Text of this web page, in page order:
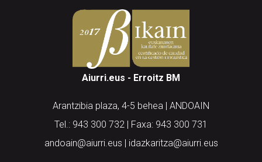
Aiurri.eus - Erroitz BM
Arantzibia plaza, 4-5 behea | ANDOAIN
Tel.: 943 300 732 | Faxa: 943 300 731
andoain@aiurri.eus | idazkaritza@aiurri.eus